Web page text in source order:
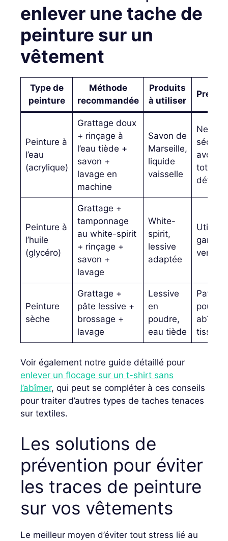
enlever une tache de
peinture sur un
vêtement
Type de
peinture
Méthode
recommandée
Produits
à utiliser
Peinture à
l’eau
(acrylique)
Grattage doux
+ rinçage à
l’eau tiède +
savon +
lavage en
machine
Savon de
Marseille,
liquide
vaisselle
Ne pas
sécher
avoir
Peinture à
l’huile
(glycéro)
Grattage +
tamponnage
au white-spirit
+ rinçage +
savon +
lavage
White-
spirit,
lessive
adaptée
Utiliser
gants
ventilé
Peinture
sèche
Grattage +
pâte lessive +
brossage +
lavage
Lessive
en
poudre,
eau tiède
pour
abîmer
tissu
Voir également notre guide détaillé pour
enlever un flocage sur un t-shirt sans
l’abîmer, qui peut se compléter à ces conseils
pour traiter d’autres types de taches tenaces
sur textiles.
Les solutions de
prévention pour éviter
les traces de peinture
sur vos vêtements
Le meilleur moyen d’éviter tout stress lié au